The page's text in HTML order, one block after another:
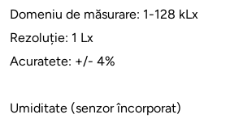
Domeniu de măsurare: 1-128 kLx
Rezoluție: 1 Lx
Acuratete: +/- 4%
Umiditate (senzor încorporat)